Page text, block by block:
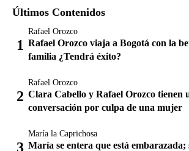
Últimos Contenidos
Rafael Orozco
Rafael Orozco viaja a Bogotá con la
familia ¿Tendrá éxito?
Rafael Orozco
Clara Cabello y Rafael Orozco tienen
conversación por culpa de una mujer
María la Caprichosa
María se entera que está